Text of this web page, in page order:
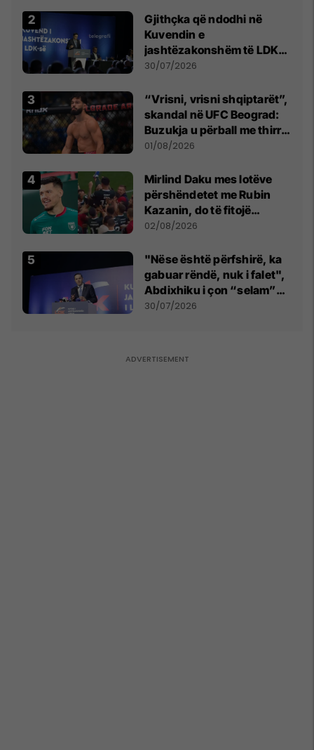
Gjithçka që ndodhi në
Kuvendin e
jashtëzakonshëm të LDK-
së
30/07/2026
“Vrisni, vrisni shqiptarët”,
skandal në UFC Beograd:
Buzukja u përball me thirrje
anti-shqiptare nga
01/08/2026
Mirlind Daku mes lotëve
përshëndetet me Rubin
Kazanin, do të fitojë
miliona te Spartak Moska
02/08/2026
"Nëse është përfshirë, ka
gabuar rëndë, nuk i falet",
Abdixhiku i çon “selam”
Përparim Ramës
30/07/2026